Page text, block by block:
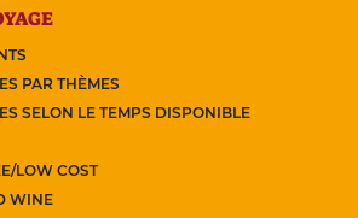
PAR THÈMES
SELON LE TEMPS DISPONIBLE
LOW COST
WINE